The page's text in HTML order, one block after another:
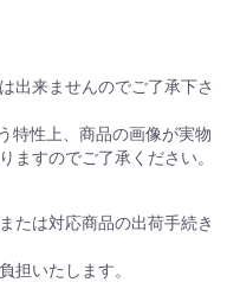
出来ませんのでご了承下さ
特性上、商品の画像が実物
ますのでご了承ください。
たは対応商品の出荷手続き
担いたします。